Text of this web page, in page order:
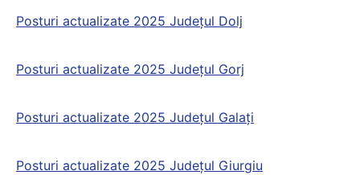
Posturi actualizate 2025 Județul Dolj
Posturi actualizate 2025 Județul Gorj
Posturi actualizate 2025 Județul Galaţi
Posturi actualizate 2025 Județul Giurgiu